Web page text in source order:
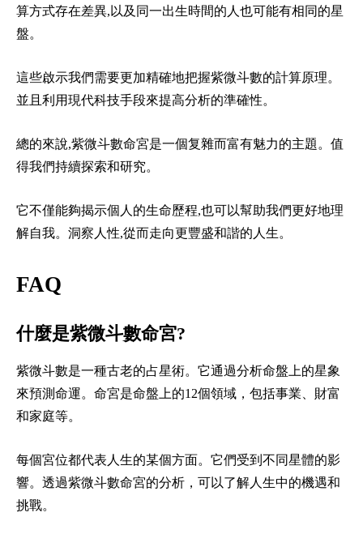
算方式存在差異,以及同一出生時間的人也可能有相同的星
盤。
這些啟示我們需要更加精確地把握紫微斗數的計算原理。
並且利用現代科技手段來提高分析的準確性。
總的來說,紫微斗數命宮是一個复雜而富有魅力的主題。值
得我們持續探索和研究。
它不僅能夠揭示個人的生命歷程,也可以幫助我們更好地理
解自我。洞察人性,從而走向更豐盛和諧的人生。
FAQ
什麼是紫微斗數命宮?
紫微斗數是一種古老的占星術。它通過分析命盤上的星象
來預測命運。命宮是命盤上的12個領域，包括事業、財富
和家庭等。
每個宮位都代表人生的某個方面。它們受到不同星體的影
響。透過紫微斗數命宮的分析，可以了解人生中的機遇和
挑戰。